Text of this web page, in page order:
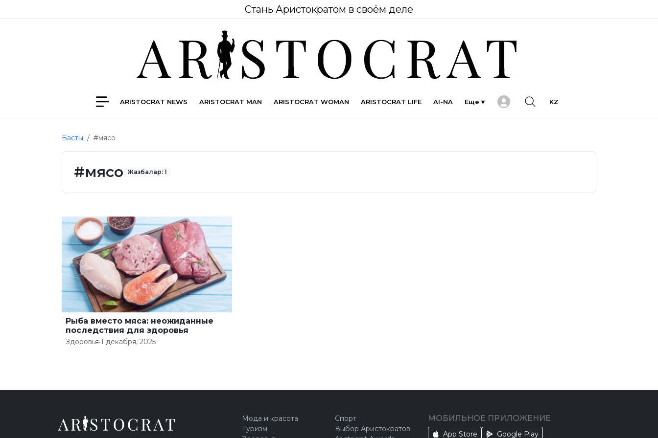
Стань Аристократом в своём деле
ARISTOCRAT NEWS ARISTOCRAT MAN ARISTOCRAT WOMAN ARISTOCRAT LIFE AI-NA Еще ▾ KZ
Басты #мясо
#мясо Жазбалар: 1
Рыба вместо мяса: неожиданные
последствия для здоровья
Здоровья•1 декабря, 2025
Мода и красота
Туризм
Спорт
Выбор Аристократов
МОБИЛЬНОЕ ПРИЛОЖЕНИЕ
App Store Google Play